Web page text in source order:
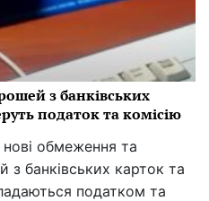
з банківських
податок та комісію
обмеження та
з банківських карток та
податком та